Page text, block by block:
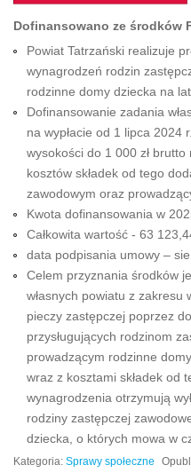
Dofinansowano ze środków
Powiat Tatrzański realizuje
wynagrodzeń rodzin
rodzinne domy dziecka na
Dofinansowanie zadania
na wypłacie od 1 lipca 2024
wysokości do 1 000 zł
kosztów składek od tego
zawodowym oraz
Kwota dofinansowania w
Całkowita wartość - 63
data podpisania umowy –
Celem przyznania środków
własnych powiatu z
pieczy zastępczej poprzez
przysługujących rodzinom
prowadzącym rodzinne
wraz z kosztami składek od
wynagrodzenia otrzymują
rodziny zastępczej
dziecka, o których mowa w
Kategoria: Sprawy społeczne